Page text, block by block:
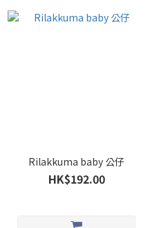
Rilakkuma baby 公仔
HK$192.00